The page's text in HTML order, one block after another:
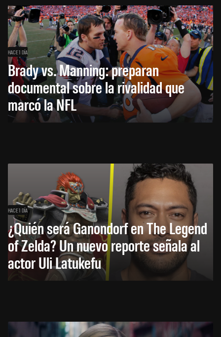
HACE 1 DÍA
Brady vs. Manning: preparan
documental sobre la rivalidad que
marcó la NFL
HACE 1 DÍA
¿Quién será Ganondorf en The Legend
of Zelda? Un nuevo reporte señala al
actor Uli Latukefu